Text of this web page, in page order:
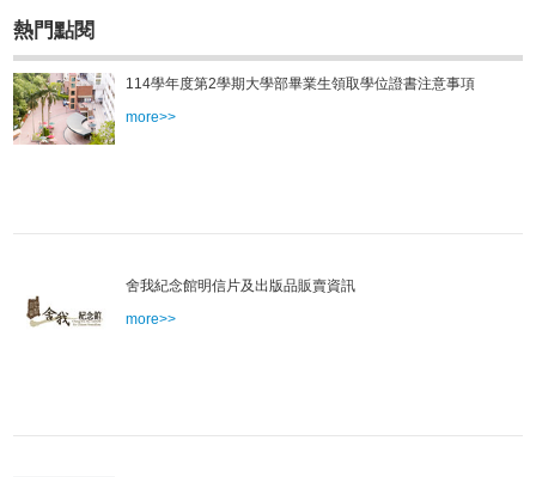
熱門點閱
114學年度第2學期大學部畢業生領取學位證書注意事項
more>>
舍我紀念館明信片及出版品販賣資訊
more>>